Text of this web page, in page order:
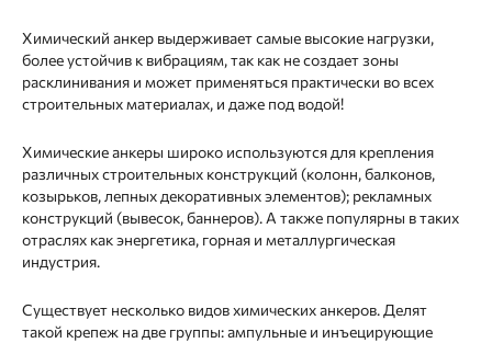
Химический анкер выдерживает самые высокие нагрузки,
более устойчив к вибрациям, так как не создает зоны
расклинивания и может применяться практически во всех
строительных материалах, и даже под водой!
Химические анкеры широко используются для крепления
различных строительных конструкций (колонн, балконов,
козырьков, лепных декоративных элементов); рекламных
конструкций (вывесок, баннеров). А также популярны в таких
отраслях как энергетика, горная и металлургическая
индустрия.
Существует несколько видов химических анкеров. Делят
такой крепеж на две группы: ампульные и инъецирующие